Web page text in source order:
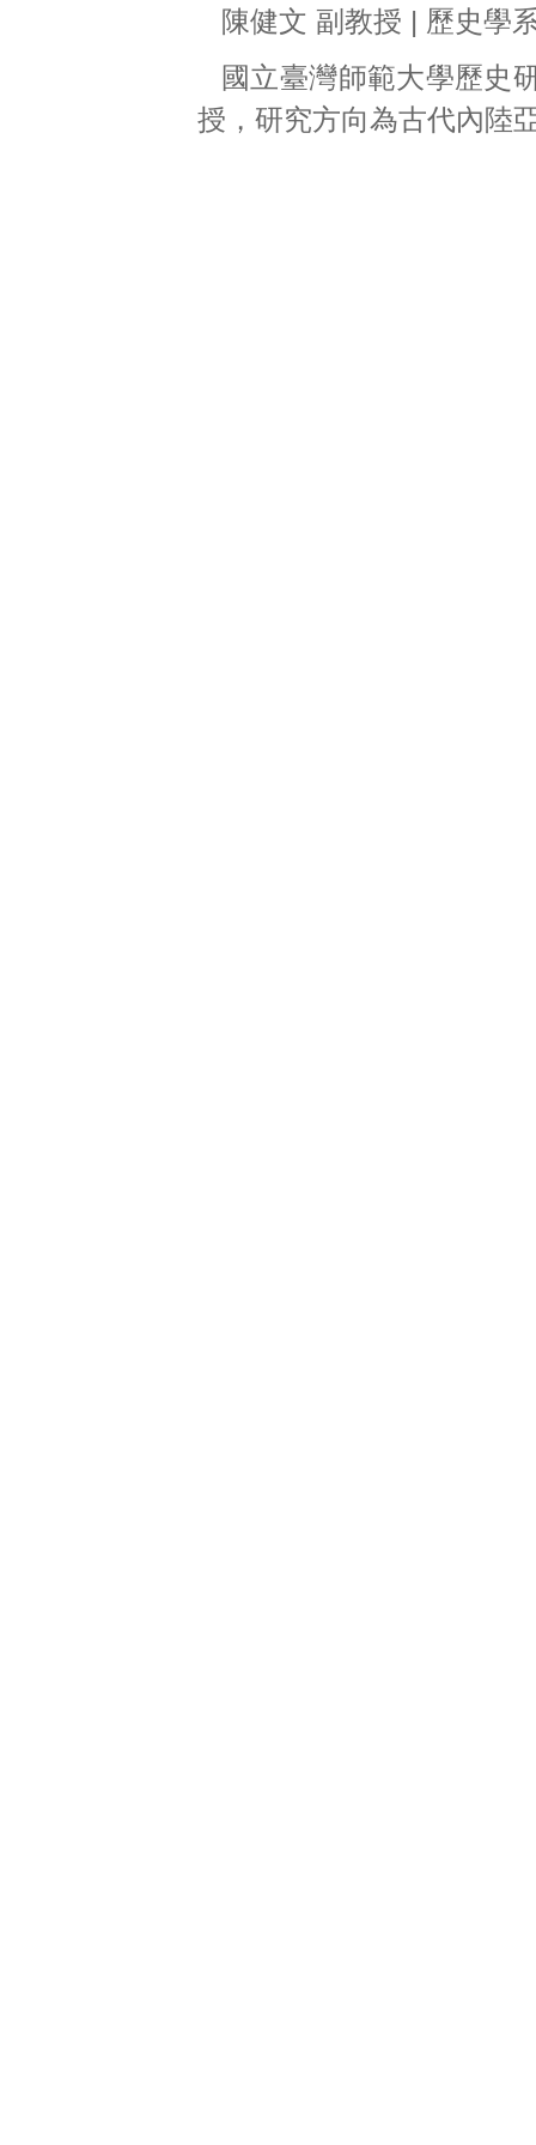
陳健文 副教授 | 歷史學
國立臺灣師範大學歷史
授，研究方向為古代內陸